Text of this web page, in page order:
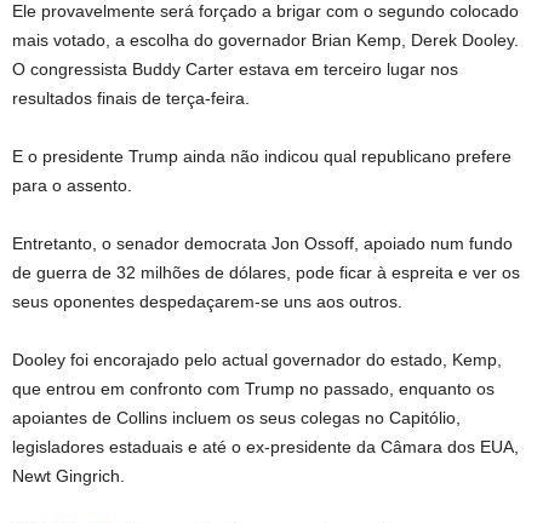
Ele provavelmente será forçado a brigar com o segundo colocado
mais votado, a escolha do governador Brian Kemp, Derek Dooley.
O congressista Buddy Carter estava em terceiro lugar nos
resultados finais de terça-feira.
E o presidente Trump ainda não indicou qual republicano prefere
para o assento.
Entretanto, o senador democrata Jon Ossoff, apoiado num fundo
de guerra de 32 milhões de dólares, pode ficar à espreita e ver os
seus oponentes despedaçarem-se uns aos outros.
Dooley foi encorajado pelo actual governador do estado, Kemp,
que entrou em confronto com Trump no passado, enquanto os
apoiantes de Collins incluem os seus colegas no Capitólio,
legisladores estaduais e até o ex-presidente da Câmara dos EUA,
Newt Gingrich.